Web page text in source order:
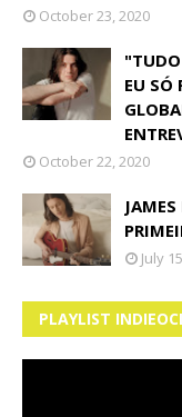
October 23, 2020
EU SÓ
October 22, 2020
July
PLAYLIST